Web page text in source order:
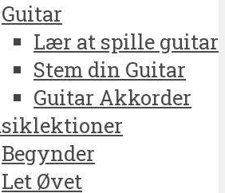
Guitar
Lær at spille guitar
Stem din Guitar
Guitar Akkorder
Begynder
Let Øvet